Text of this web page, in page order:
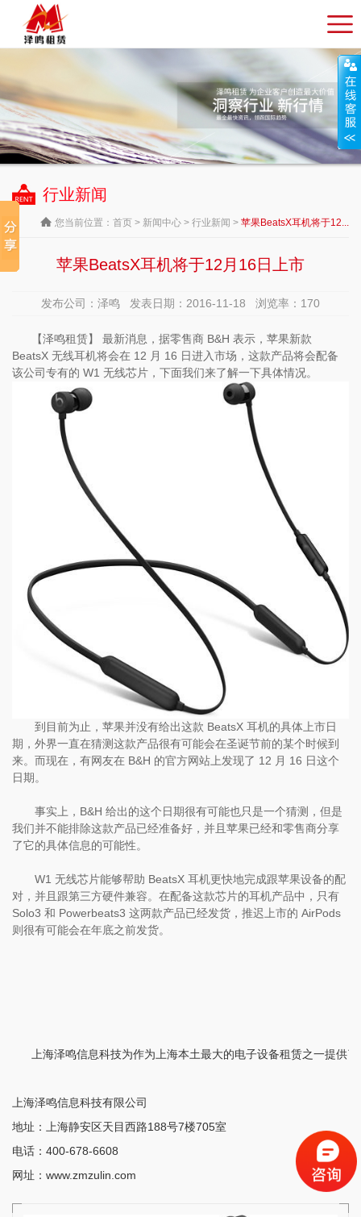
行业新闻
您当前位置： 首页 > 新闻中心 > 行业新闻 > 苹果BeatsX耳机将于12...
苹果BeatsX耳机将于12月16日上市
发布公司：泽鸣 发表日期：2016-11-18 浏览率： 170
【泽鸣租赁】 最新消息，据零售商 B&H 表示，苹果新款
BeatsX 无线耳机将会在 12 月 16 日进入市场，这款产品将会配备
该公司专有的 W1 无线芯片，下面我们来了解一下具体情况。
到目前为止，苹果并没有给出这款 BeatsX 耳机的具体上市日
期，外界一直在猜测这款产品很有可能会在圣诞节前的某个时候到
来。而现在，有网友在 B&H 的官方网站上发现了 12 月 16 日这个
日期。
事实上，B&H 给出的这个日期很有可能也只是一个猜测，但是
我们并不能排除这款产品已经准备好，并且苹果已经和零售商分享
了它的具体信息的可能性。
W1 无线芯片能够帮助 BeatsX 耳机更快地完成跟苹果设备的配
对，并且跟第三方硬件兼容。在配备这款芯片的耳机产品中，只有
Solo3 和 Powerbeats3 这两款产品已经发货，推迟上市的 AirPods
则很有可能会在年底之前发货。
上海泽鸣信息科技为作为上海本土最大的电子设备租赁之一提供了
上海泽鸣信息科技有限公司
地址：上海静安区天目西路188号7楼705室
电话：400-678-6608
网址：www.zmzulin.com